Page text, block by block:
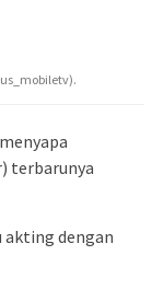
terbarunya
akting dengan